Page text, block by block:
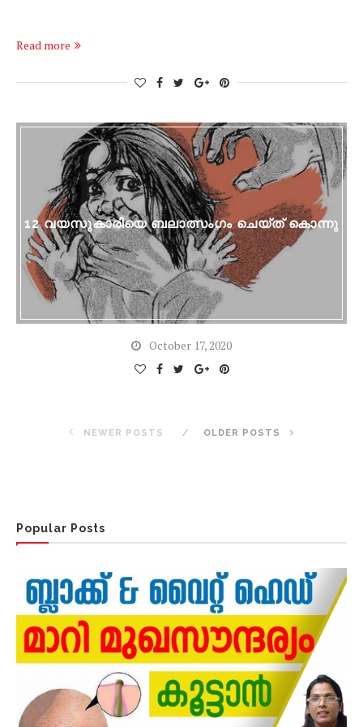
Read more
12 വയസുകാരിയെ ബലാത്സംഗം ചെയ്ത് കൊന്നു
October 17, 2020
NEWER POSTS OLDER POSTS
Popular Posts